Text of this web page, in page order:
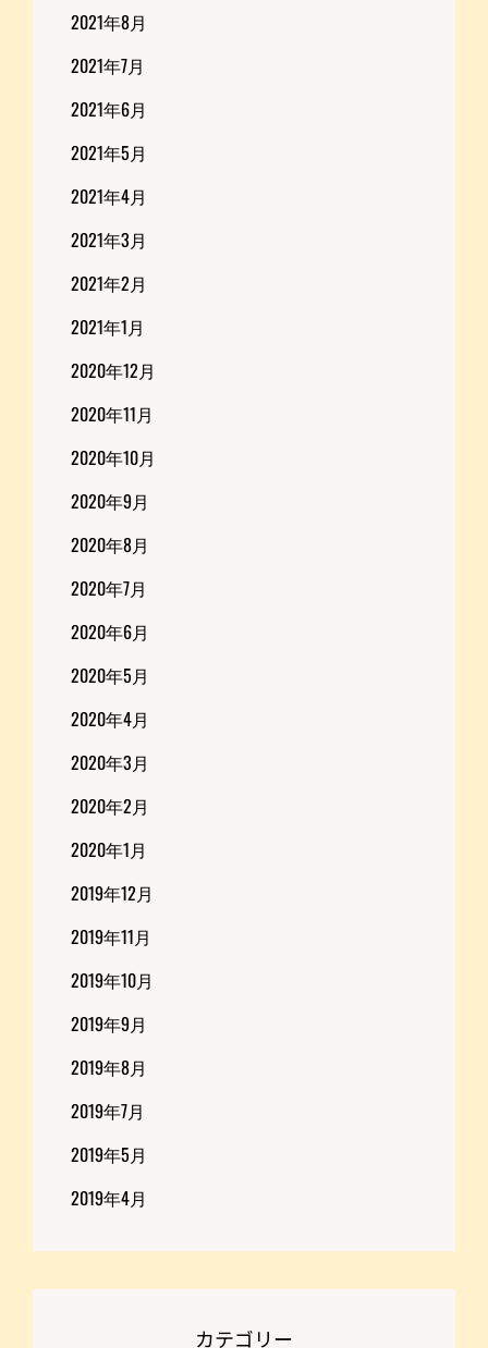
2021年8月
2021年7月
2021年6月
2021年5月
2021年4月
2021年3月
2021年2月
2021年1月
2020年12月
2020年11月
2020年10月
2020年9月
2020年8月
2020年7月
2020年6月
2020年5月
2020年4月
2020年3月
2020年2月
2020年1月
2019年12月
2019年11月
2019年10月
2019年9月
2019年8月
2019年7月
2019年5月
2019年4月
カテゴリー